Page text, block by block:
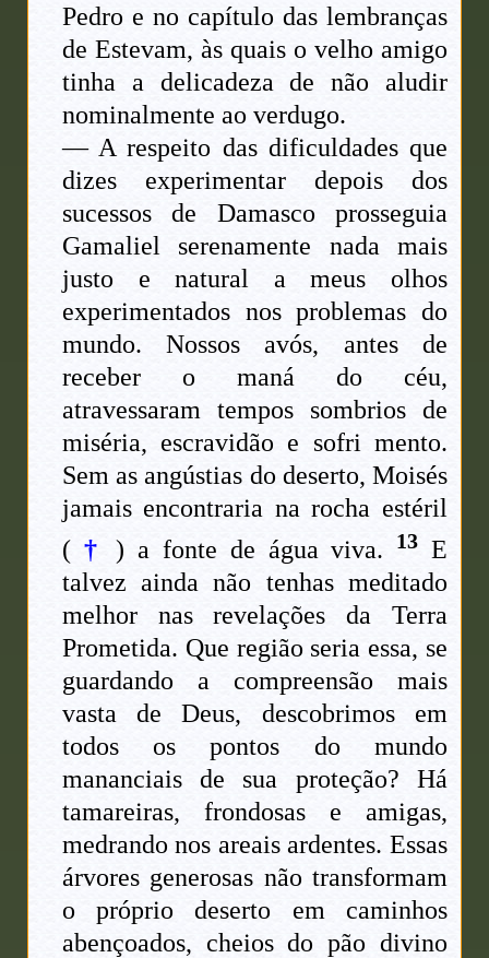
Pedro e no capítulo das lembranças
de Estevam, às quais o velho amigo
tinha a delicadeza de não aludir
nominalmente ao verdugo.
— A respeito das dificuldades que
dizes experimentar depois dos
sucessos de Damasco prosseguia
Gamaliel serenamente nada mais
justo e natural a meus olhos
experimentados nos problemas do
mundo. Nossos avós, antes de
receber o maná do céu,
atravessaram tempos sombrios de
miséria, escravidão e sofri mento.
Sem as angústias do deserto, Moisés
jamais encontraria na rocha estéril
( †) a fonte de água viva. 13 E
talvez ainda não tenhas meditado
melhor nas revelações da Terra
Prometida. Que região seria essa, se
guardando a compreensão mais
vasta de Deus, descobrimos em
todos os pontos do mundo
mananciais de sua proteção? Há
tamareiras, frondosas e amigas,
medrando nos areais ardentes. Essas
árvores generosas não transformam
o próprio deserto em caminhos
abençoados, cheios do pão divino